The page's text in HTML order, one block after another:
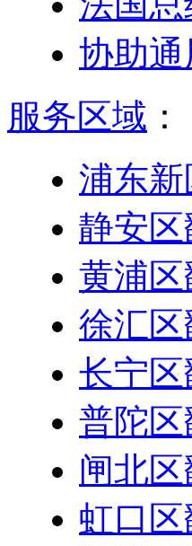
协助
服务区域 ：
浦东
静安区
黄浦区
徐汇区
长宁区
普陀区
闸北
虹口区